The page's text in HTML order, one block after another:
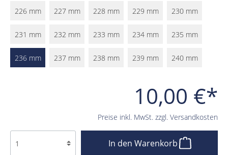
10,00 €*
Preise inkl. MwSt. zzgl. Versandkosten
226 mm 227 mm 228 mm 229 mm 230 mm
231 mm 232 mm 233 mm 234 mm 235 mm
236 mm 237 mm 238 mm 239 mm 240 mm
In den Warenkorb